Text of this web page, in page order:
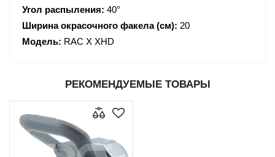
Угол распыления: 40°
Ширина окрасочного факела (см): 20
Модель: RAC X XHD
РЕКОМЕНДУЕМЫЕ ТОВАРЫ